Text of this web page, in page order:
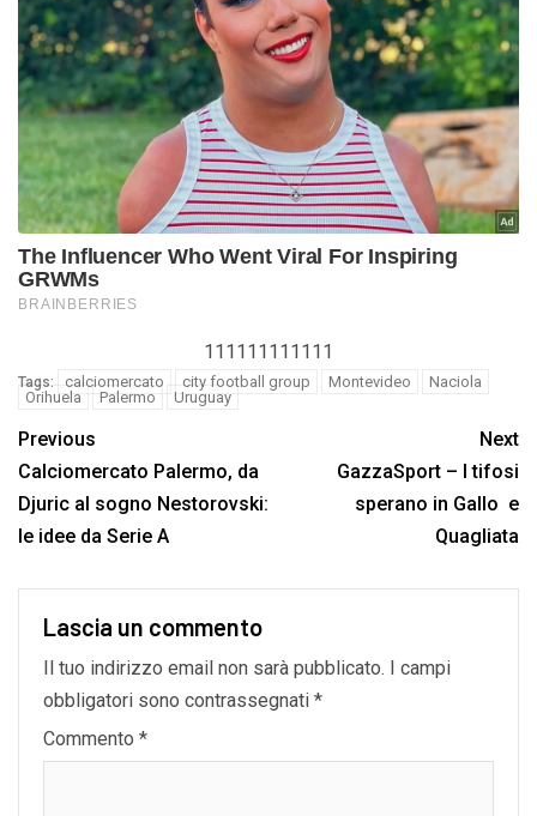
111111111111
Tags: calciomercato city football group Montevideo
Naciola
Orihuela
Palermo Uruguay
Previous
Calciomercato Palermo, da
Djuric al sogno Nestorovski:
le idee da Serie A
Next
GazzaSport – I tifosi
sperano in Gallo e
Quagliata
Lascia un commento
Il tuo indirizzo email non sarà pubblicato.
I campi
obbligatori sono contrassegnati *
Commento *